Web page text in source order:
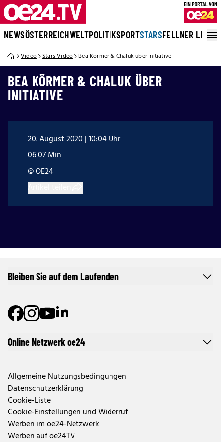
NEWSÖSTERREICHWELTPOLITIKSPORTSTARSFELLNER LIVE
Video Stars Video Bea Körmer & Chaluk über Initiative
BEA KÖRMER & CHALUK ÜBER
INITIATIVE
20. August 2020 | 10:04 Uhr
06:07 Min
© OE24
Online Netzwerk oe24
Allgemeine Nutzungsbedingungen
Datenschutzerklärung
Cookie-Liste
Cookie-Einstellungen und Widerruf
Werben im oe24-Netzwerk
Werben auf oe24TV
Bleiben Sie auf dem Laufenden